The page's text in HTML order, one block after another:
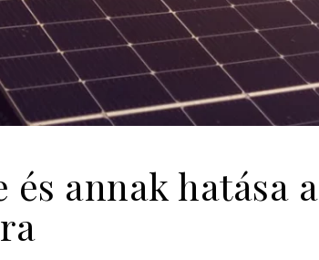
annak hatása a